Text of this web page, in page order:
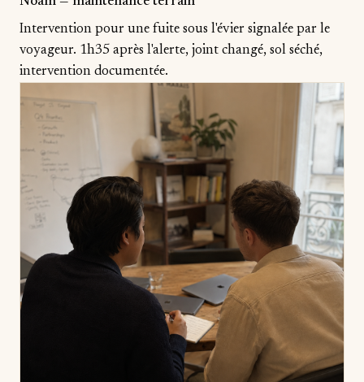
Intervention pour une fuite sous l'évier signalée par le
voyageur. 1h35 après l'alerte, joint changé, sol séché,
intervention documentée.